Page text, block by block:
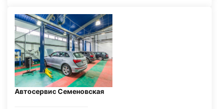
Автосервис Семеновская